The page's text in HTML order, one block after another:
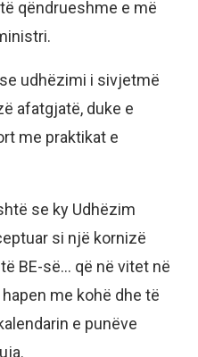
qëndrueshme e më
udhëzimi i sivjetmë
afatgjatë, duke e
me praktikat e
se ky Udhëzim
si një kornizë
BE-së… që në vitet në
me kohë dhe të
e punëve